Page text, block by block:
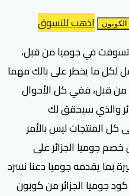
اذهب للتسوق
تسوقت في جوميا من قبل،
لكل ما يخطر على بالك مهما
قبل، ففي كل الأحوال
والذي سيحقق لك
فخصم يصل 70% على كل المنتجات ليس بالأمر
خصم جوميا الجزائر على
بما يقدمه جوميا دعنا نسرد
جوميا الجزائر من كوبون